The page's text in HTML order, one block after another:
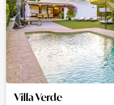
Villa Verde